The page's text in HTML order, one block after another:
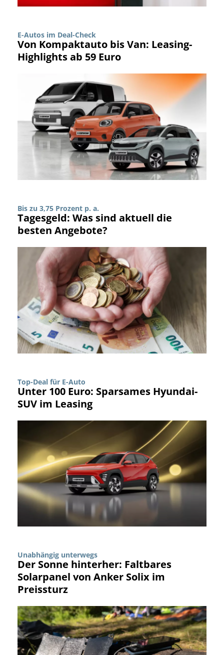
E-Autos im Deal-Check
Von Kompaktauto bis Van: Leasing-
Highlights ab 59 Euro
Bis zu 3,75 Prozent p. a.
Tagesgeld: Was sind aktuell die
besten Angebote?
Top-Deal für E-Auto
Unter 100 Euro: Sparsames Hyundai-
SUV im Leasing
Unabhängig unterwegs
Der Sonne hinterher: Faltbares
Solarpanel von Anker Solix im
Preissturz